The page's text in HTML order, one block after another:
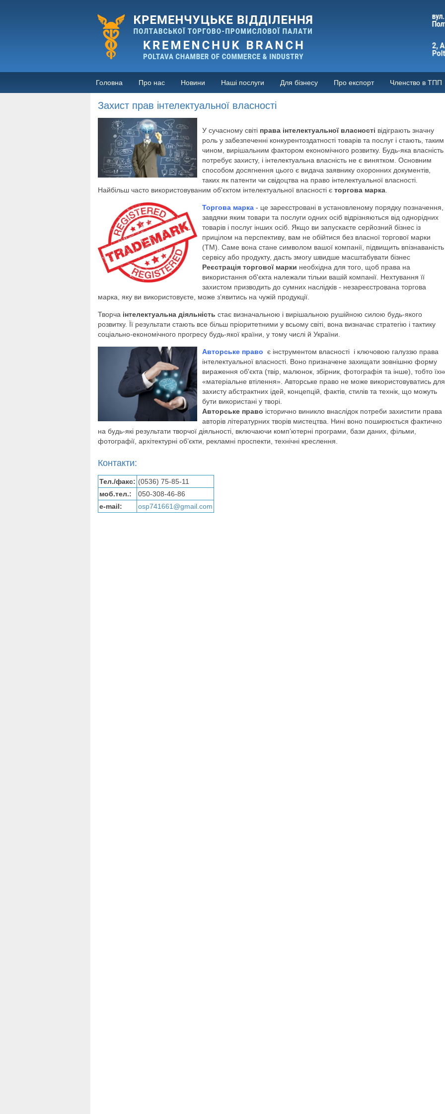
Головна Про нас Новини Наші послуги Для бізнесу Про експорт Членство в ТПП
Захист прав інтелектуальної власності
У сучасному світі права інтелектуальної власності відіграють значну
роль у забезпеченні конкурентоздатності товарів та послуг і стають, таким
чином, вирішальним фактором економічного розвитку. Будь-яка власність
потребує захисту, і інтелектуальна власність не є винятком. Основним
способом досягнення цього є видача заявнику охоронних документів,
таких як патенти чи свідоцтва на право інтелектуальної власності.
Найбільш часто використовуваним об'єктом інтелектуальної власності є торгова марка
Торгова марка - це зареєстровані в установленому порядку позначення,
завдяки яким товари та послуги одних осіб відрізняються від однорідних
товарів і послуг інших осіб. Якщо ви запускаєте серйозний бізнес із
прицілом на перспективу, вам не обійтися без власної торгової марки
(ТМ). Саме вона стане символом вашої компанії, підвищить впізнаваність
сервісу або продукту, дасть змогу швидше масштабувати бізнес
Реєстрація торгової марки необхідна для того, щоб права на
використання об'єкта належали тільки вашій компанії. Нехтування її
захистом призводить до сумних наслідків - незареєстрована торгова
марка, яку ви використовуєте, може з’явитись на чужій продукції.
Творча інтелектуальна діяльність стає визначальною і вирішальною рушійною силою будь-якого
розвитку. Її результати стають все більш пріоритетними у всьому світі, вона визначає стратегію і тактику
соціально-економічного прогресу будь-якої країни, у тому числі й України.
Авторське право є інструментом власності і ключовою галуззю права
інтелектуальної власності. Воно призначене захищати зовнішню форму
вираження об'єкта (твір, малюнок, збірник, фотографія та інше), тобто
«матеріальне втілення». Авторське право не може використовуватись для
захисту абстрактних ідей, концепцій, фактів, стилів та технік, що можуть
бути використані у творі.
Авторське право історично виникло внаслідок потреби захистити права
авторів літературних творів мистецтва. Нині воно поширюється фактично
на будь-які результати творчої діяльності, включаючи комп’ютерні програми, бази даних, фільми,
фотографії, архітектурні об’єкти, рекламні проспекти, технічні креслення.
Контакти:
Тел./факс: (0536) 75-85-11
моб.тел.:
050-308-46-86
e-mail:
osp741661@gmail.com